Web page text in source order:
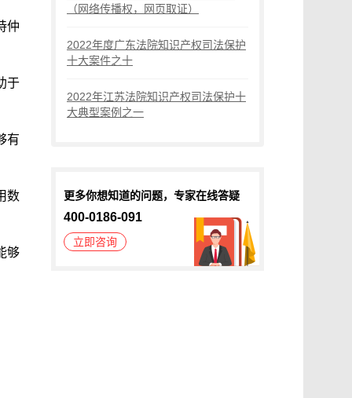
仲
于
有
数
够
（网络传播权，网页取证）
2022年度广东法院知识产权司法保护
十大案件之十
2022年江苏法院知识产权司法保护十
大典型案例之一
更多你想知道的问题，专家在线答疑
400-0186-091
立即咨询